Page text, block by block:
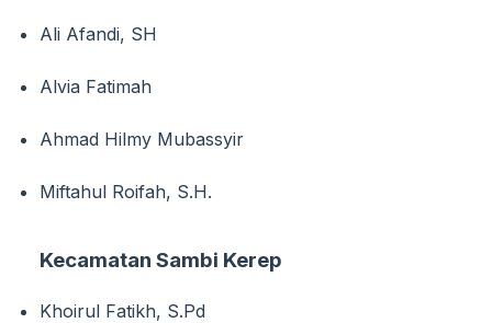
Ali Afandi, SH
Alvia Fatimah
Ahmad Hilmy Mubassyir
Miftahul Roifah, S.H.
Kecamatan Sambi Kerep
Khoirul Fatikh, S.Pd